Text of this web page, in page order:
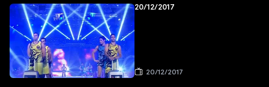
20/12/2017
20/12/2017